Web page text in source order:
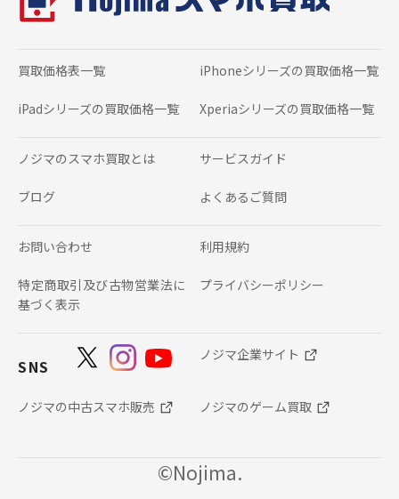
買取価格表一覧 iPhoneシリーズの 買取価格一覧
iPadシリーズの 買取価格一覧 Xperiaシリーズの 買取価格一覧
ノジマのスマホ買取とは サービスガイド
ブログ よくあるご質問
お問い合わせ 利用規約
特定商取引及び古物営業法に
基づく表示
プライバシーポリシー
SNS
ノジマ企業サイト
ノジマの中古スマホ販売 ノジマのゲーム買取
©Nojima.